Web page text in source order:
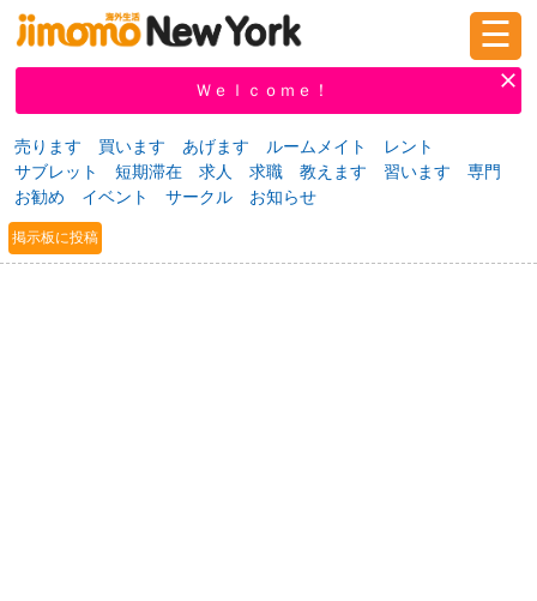
新規登録
掲示板 教えて！
☰
Ｗｅｌｃｏｍｅ！
売ります 買います あげます ルームメイト
レント
サブレット
短期滞在 求人 求職 教えます 習います
専門
お勧め
イベント サークル お知らせ
掲示板に投稿